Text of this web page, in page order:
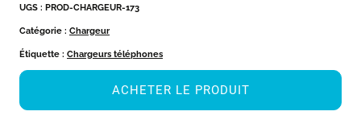
UGS : PROD-CHARGEUR-173
Catégorie : Chargeur
Étiquette : Chargeurs téléphones
ACHETER LE PRODUIT